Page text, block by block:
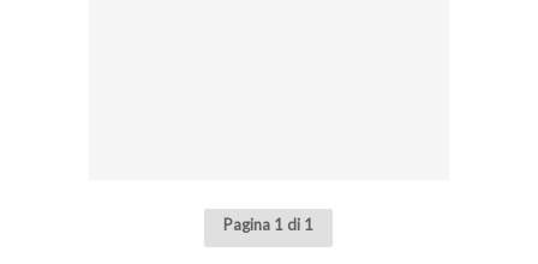
Pagina 1 di 1